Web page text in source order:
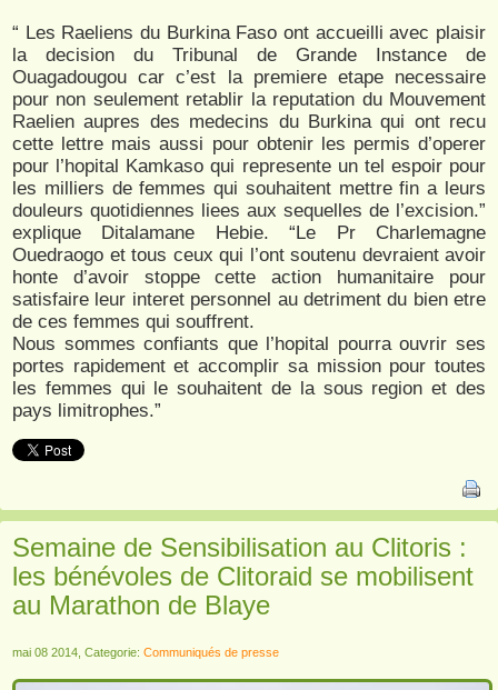
“ Les Raeliens du Burkina Faso ont accueilli avec plaisir
la decision du Tribunal de Grande Instance de
Ouagadougou car c’est la premiere etape necessaire
pour non seulement retablir la reputation du Mouvement
Raelien aupres des medecins du Burkina qui ont recu
cette lettre mais aussi pour obtenir les permis d’operer
pour l’hopital Kamkaso qui represente un tel espoir pour
les milliers de femmes qui souhaitent mettre fin a leurs
douleurs quotidiennes liees aux sequelles de l’excision.”
explique Ditalamane Hebie. “Le Pr Charlemagne
Ouedraogo et tous ceux qui l’ont soutenu devraient avoir
honte d’avoir stoppe cette action humanitaire pour
satisfaire leur interet personnel au detriment du bien etre
de ces femmes qui souffrent.
Nous sommes confiants que l’hopital pourra ouvrir ses
portes rapidement et accomplir sa mission pour toutes
les femmes qui le souhaitent de la sous region et des
pays limitrophes.”
Semaine de Sensibilisation au Clitoris :
les bénévoles de Clitoraid se mobilisent
au Marathon de Blaye
mai 08 2014, Categorie: Communiqués de presse